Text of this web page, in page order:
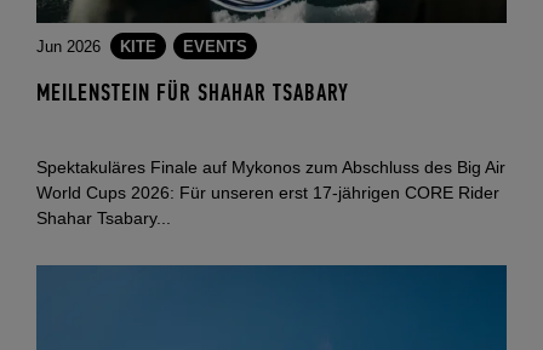
Jun 2026 KITE EVENTS
MEILENSTEIN FÜR SHAHAR TSABARY
Spektakuläres Finale auf Mykonos zum Abschluss des Big Air
World Cups 2026: Für unseren erst 17-jährigen CORE Rider
Shahar Tsabary...